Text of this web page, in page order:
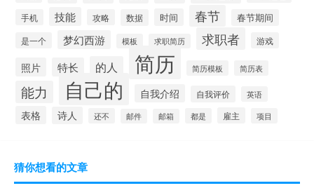
手机
技能 攻略 数据 时间 春节 春节期间
是一个 梦幻西游 模板 求职简历 求职者 游戏
照片 特长 的人 简历 简历模板 简历表
能力 自己的 自我介绍 自我评价 英语
表格 诗人 还不 邮件 邮箱 都是 雇主 项目
猜你想看的文章